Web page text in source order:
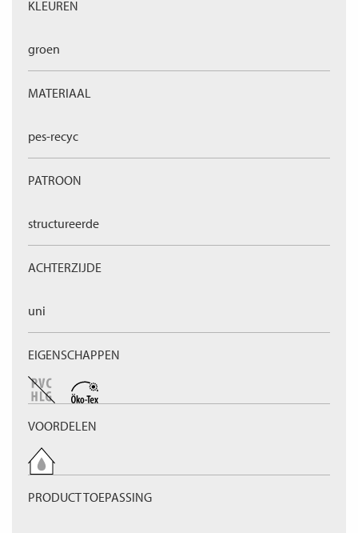
KLEUREN
groen
MATERIAAL
pes-recyc
PATROON
structureerde
ACHTERZIJDE
uni
EIGENSCHAPPEN
VOORDELEN
PRODUCT TOEPASSING